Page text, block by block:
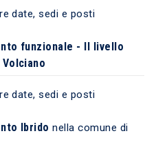
date, sedi e posti
funzionale - II livello
Volciano
date, sedi e posti
Ibrido nella comune di